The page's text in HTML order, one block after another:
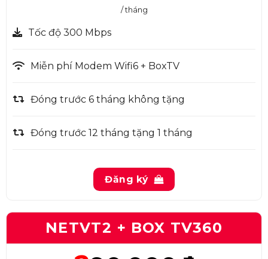
/ tháng
Tốc độ 300 Mbps
Miễn phí Modem Wifi6 + BoxTV
Đóng trước 6 tháng không tặng
Đóng trước 12 tháng tặng 1 tháng
Đăng ký
NETVT2 + BOX TV360